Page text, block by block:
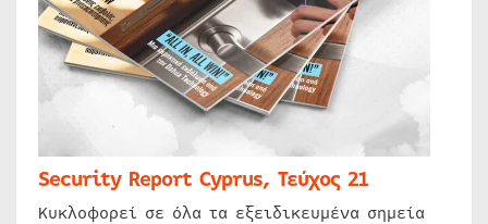
Security Report Cyprus, Τεύχος 21
Κυκλοφορεί σε όλα τα εξειδικευμένα σημεία